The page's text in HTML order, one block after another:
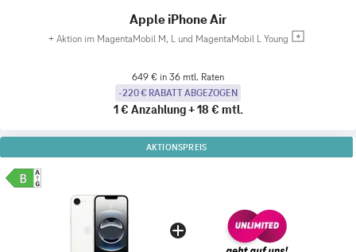
Apple iPhone Air
+ Aktion im MagentaMobil M, L und MagentaMobil L Young
649 € in 36 mtl. Raten
-220 € RABATT ABGEZOGEN
1 € Anzahlung+18 € mtl.
AKTIONSPREIS